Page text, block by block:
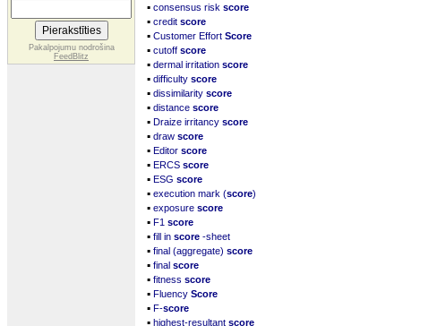
Pakalpojumu nodrošina
FeedBlitz
▪ consensus risk score
▪ credit score
▪ Customer Effort Score
▪ cutoff score
▪ dermal irritation score
▪ difficulty score
▪ dissimilarity score
▪ distance score
▪ Draize irritancy score
▪ draw score
▪ Editor score
▪ ERCS score
▪ ESG score
▪ execution mark (score)
▪ exposure score
▪ F1 score
▪ fill in score -sheet
▪ final (aggregate) score
▪ final score
▪ fitness score
▪ Fluency Score
▪ F-score
▪ highest-resultant score